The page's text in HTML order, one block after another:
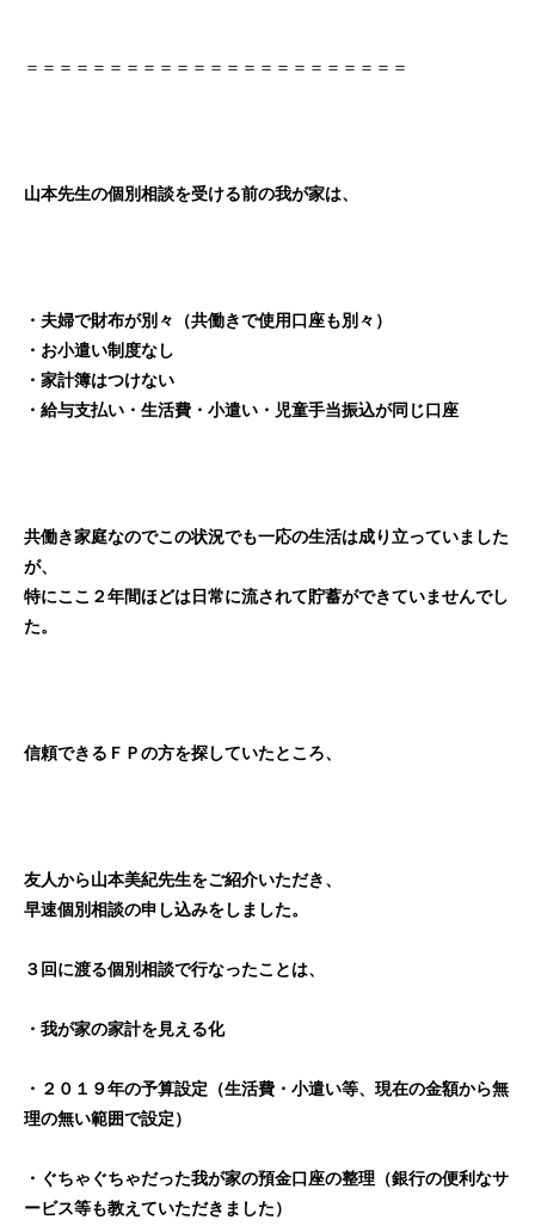
＝＝＝＝＝＝＝＝＝＝＝＝＝＝＝＝＝＝＝＝＝＝＝
山本先生の個別相談を受ける前の我が家は、
・夫婦で財布が別々（共働きで使用口座も別々）
・お小遣い制度なし
・家計簿はつけない
・給与支払い・生活費・小遣い・児童手当振込が同じ口座
共働き家庭なのでこの状況でも一応の生活は成り立っていました
が、
特にここ２年間ほどは日常に流されて貯蓄ができていませんでし
た。
信頼できるＦＰの方を探していたところ、
友人から山本美紀先生をご紹介いただき、
早速個別相談の申し込みをしました。
３回に渡る個別相談で行なったことは、
・我が家の家計を見える化
・２０１９年の予算設定（生活費・小遣い等、 現在の金額から無
理の無い範囲で設定）
・ぐちゃぐちゃだった我が家の預金口座の整理（銀行の便利なサ
ービス等も教えていただきました）